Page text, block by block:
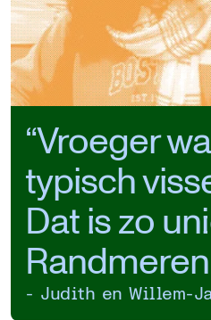
“Vroeger
typisch
Dat is zo
- Judith en Willem-